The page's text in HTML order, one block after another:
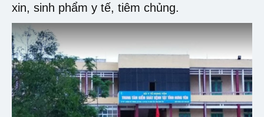
xin, sinh phẩm y tế, tiêm chủng.